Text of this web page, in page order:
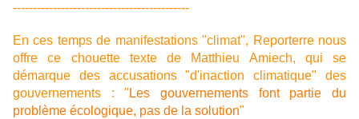
--------------------------------------------
En ces temps de manifestations "climat", Reporterre nous
offre ce chouette texte de Matthieu Amiech, qui se
démarque des accusations "d'inaction climatique" des
gouvernements : " Les gouvernements font partie du
problème écologique, pas de la solution"